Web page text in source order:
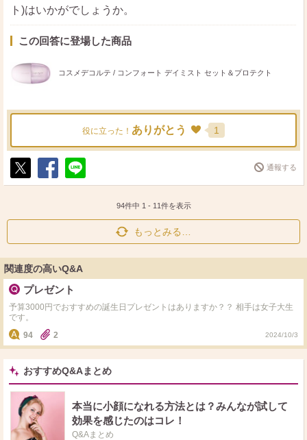
ト)はいかがでしょうか。
この回答に登場した商品
コスメデコルテ / コンフォート デイミスト セット＆プロテクト
役に立った！ ありがとう 1
ポ
シ
送
通報する
94件中 1 - 11件を表示
もっとみる…
関連度の高いQ&A
プレゼント
予算3000円でおすすめの誕生日プレゼントはありますか？？ 相手は女子大生
です。
94
2 2024/10/3
おすすめQ&Aまとめ
本当に小顔になれる方法とは？みんなが試して
効果を感じたのはコレ！
Q&Aまとめ